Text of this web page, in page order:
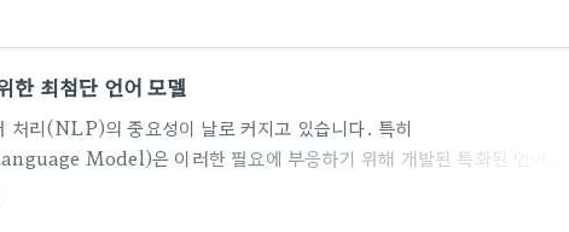
.그런데 결제한 지 3개월도 안 돼서 상황이 이상해지기 시작했다. 그리고
수 없는 상태가 됐다.비슷한 경험을 한 사람이 있을 수 있어서, 겪은 일을
이 있었나 정상 2026년 1월 초 연간 구독 결제 할인 프로모션으로 젠스
최첨단 언어 모델
처리(NLP)의 중요성이 날로 커지고 있습니다. 특히
Model)은 이러한 필요에 부응하기 위해 개발된 특화된 언어
, 응용 분야, 도전 과제 및 미래 방향에 대해 살펴보겠습니다.